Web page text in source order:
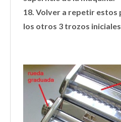
18. Volver a repetir estos
los otros 3 trozos